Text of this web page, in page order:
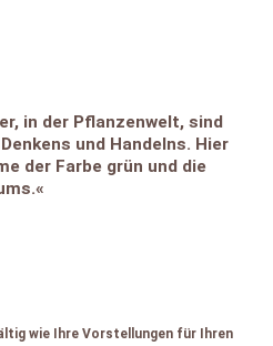
in der Pflanzenwelt, sind
und Handelns. Hier
der Farbe grün und die
wie Ihre Vorstellungen für Ihren